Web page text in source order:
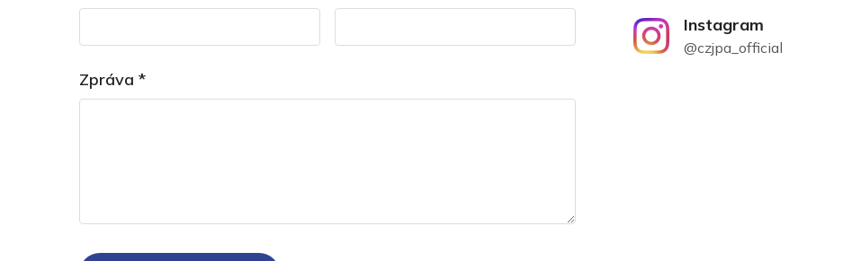
Zpráva *
Instagram
@czjpa_official